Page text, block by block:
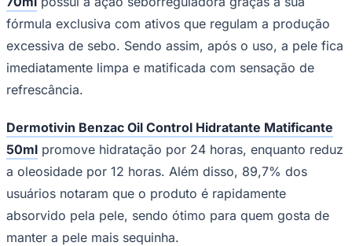
fórmula exclusiva com ativos que regulam a produção
excessiva de sebo. Sendo assim, após o uso, a pele fica
imediatamente limpa e matificada com sensação de
refrescância.
Dermotivin Benzac Oil Control Hidratante Matificante
50ml promove hidratação por 24 horas, enquanto reduz
a oleosidade por 12 horas. Além disso, 89,7% dos
usuários notaram que o produto é rapidamente
absorvido pela pele, sendo ótimo para quem gosta de
manter a pele mais sequinha.